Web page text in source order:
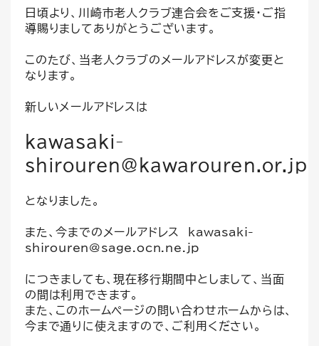
日頃より、川崎市老人クラブ連合会をご支援・ご指
導賜りましてありがとうございます。
このたび、当老人クラブのメールアドレスが変更と
なります。
新しいメールアドレスは
kawasaki-
shirouren@kawarouren.or.jp
となりました。
また、今までのメールアドレス kawasaki-
shirouren@sage.ocn.ne.jp
につきましても、現在移行期間中としまして、当面
の間は利用できます。
また、このホームページの問い合わせホームからは、
今まで通りに使えますので、ご利用ください。